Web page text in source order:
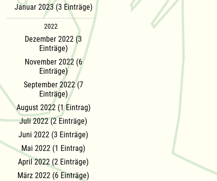
Januar 2023 (3 Einträge)
2022
Dezember 2022 (3
Einträge)
November 2022 (6
Einträge)
September 2022 (7
Einträge)
August 2022 (1 Eintrag)
Juli 2022 (2 Einträge)
Juni 2022 (3 Einträge)
Mai 2022 (1 Eintrag)
April 2022 (2 Einträge)
März 2022 (6 Einträge)